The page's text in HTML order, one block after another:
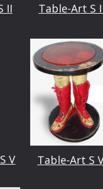
II Table-Art S
V Table-Art S